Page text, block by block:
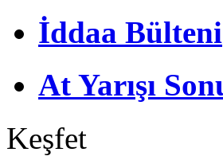
İddaa Bülteni
At Yarışı
Keşfet